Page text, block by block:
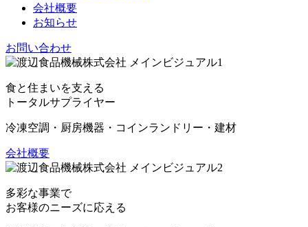
会社概要
お知らせ
お問い合わせ
食と住まいを支える
トータルサプライヤー
冷凍空調・厨房機器・コインランドリー・建材
会社概要
多彩な事業で
お客様のニーズに応える